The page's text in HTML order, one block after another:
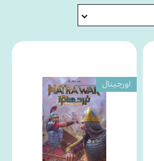
اورجینال